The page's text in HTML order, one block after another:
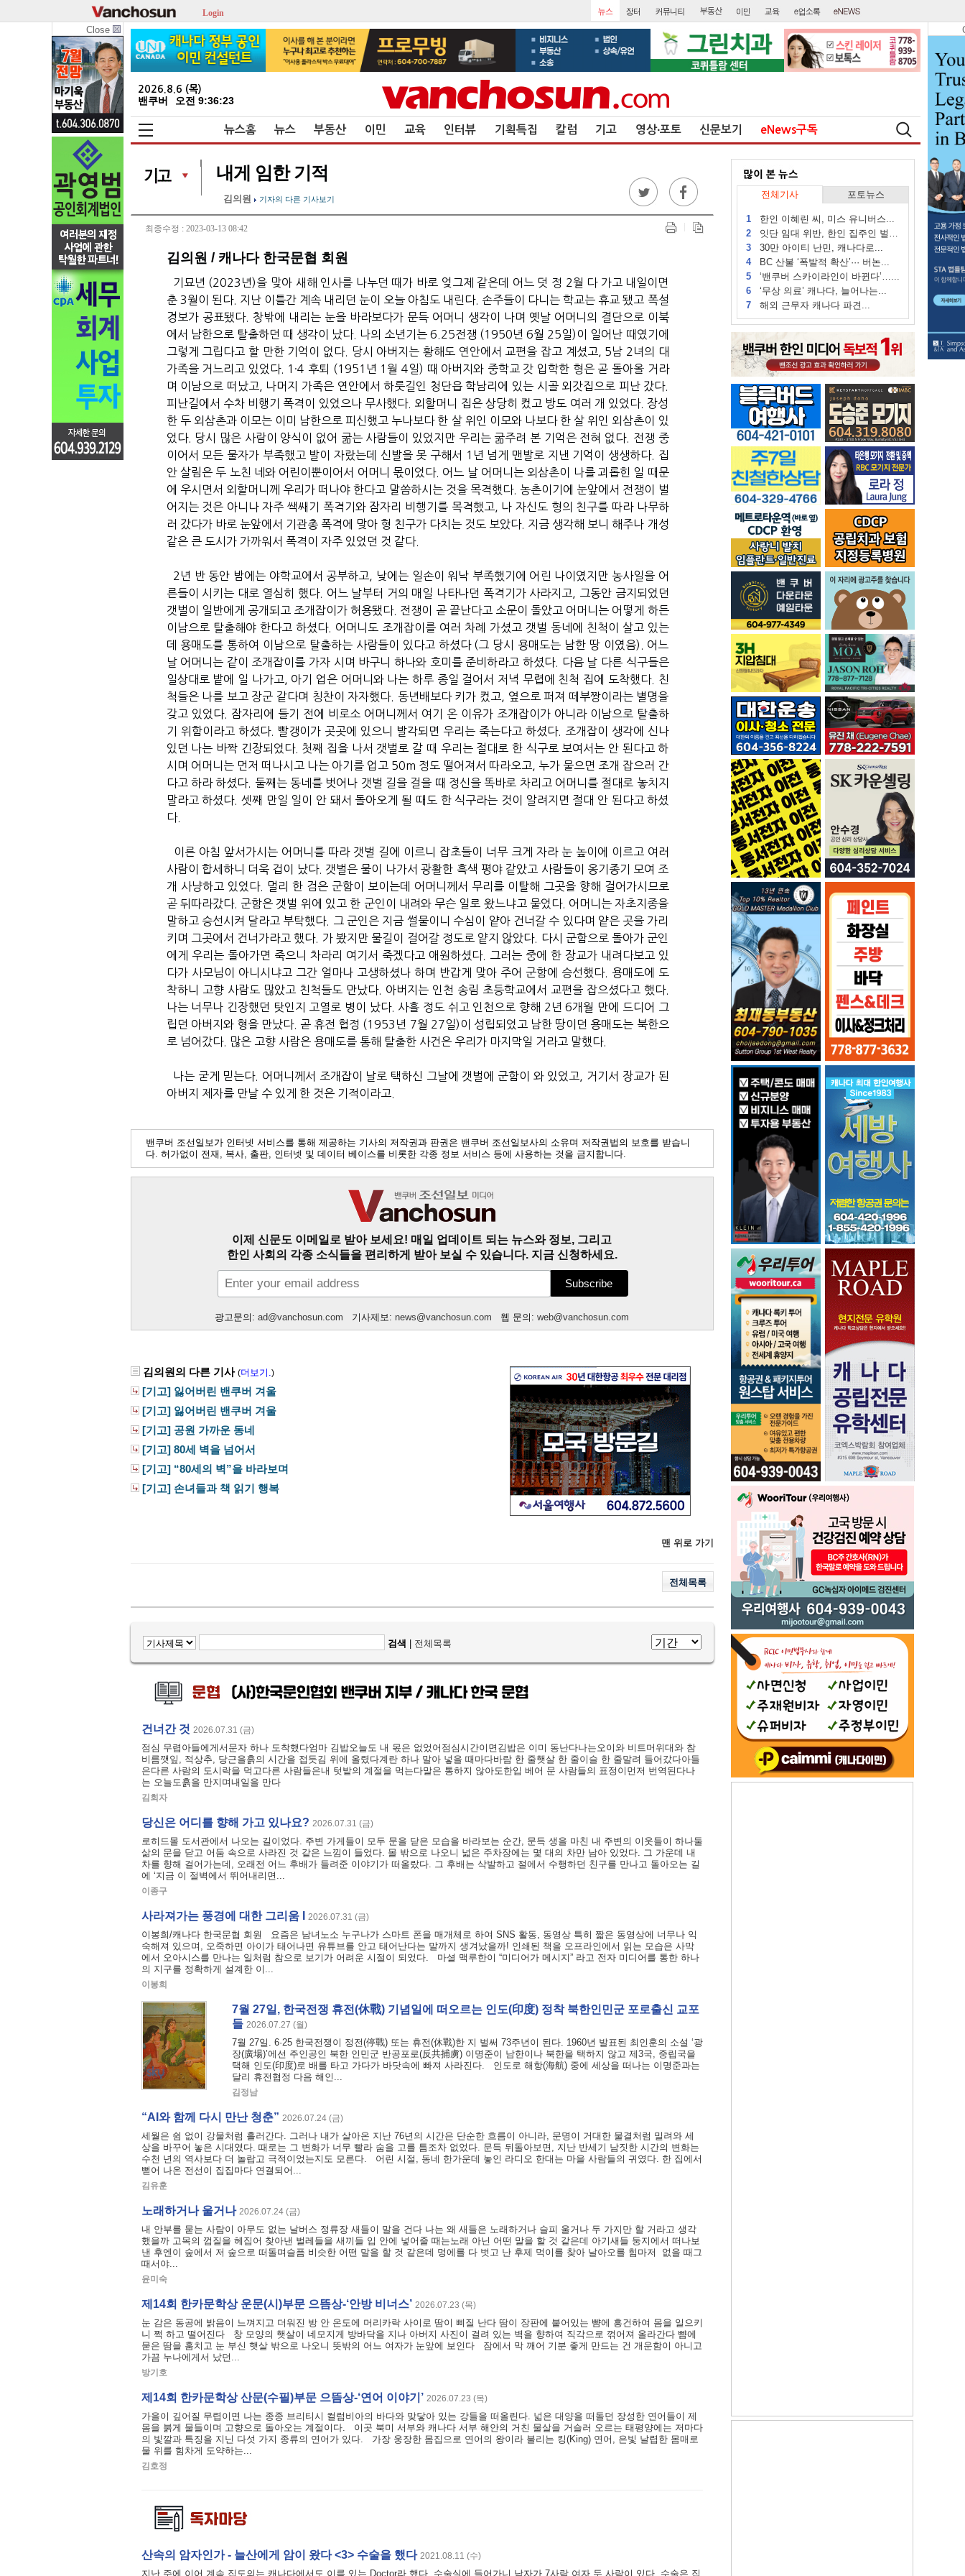
Login
Close
2026.8.6 (목)
밴쿠버 오전 9:36:24
뉴스홈 뉴스 부동산 이민 교육 인터뷰 기획특집 칼럼 기고 영상∙포토 신문보기 eNews구독
내게 임한 기적
김의원 기자의 다른 기사보기
최종수정 : 2023-03-13 08:42
김의원 / 캐나다 한국문협 회원
기묘년 (2023년)을 맞아 새해 인사를 나누던 때가 바로 엊그제 같은데 어느 덧 정 2월 다 가고 내일이면
춘 3월이 된다. 지난 이틀간 계속 내리던 눈이 오늘 아침도 내린다. 손주들이 다니는 학교는 휴교 됐고 폭설
경보가 공표됐다. 창밖에 내리는 눈을 바라보다가 문득 어머니 생각이 나며 옛날 어머니의 결단으로 이북
에서 남한으로 탈출하던 때 생각이 났다. 나의 소년기는 6.25전쟁 (1950년 6월 25일)이 일어난 때였기에
그렇게 그립다고 할 만한 기억이 없다. 당시 아버지는 황해도 연안에서 교편을 잡고 계셨고, 5남 2녀의 대
가족을 거느리고 있었다. 1·4 후퇴 (1951년 1월 4일) 때 아버지와 중학교 갓 입학한 형은 곧 돌아올 거라
며 이남으로 떠났고, 나머지 가족은 연안에서 하룻길인 청단읍 학남리에 있는 시골 외갓집으로 피난 갔다.
피난길에서 수차 비행기 폭격이 있었으나 무사했다. 외할머니 집은 상당히 컸고 방도 여러 개 있었다. 장성
한 두 외삼촌과 이모는 이미 남한으로 피신했고 누나보다 한 살 위인 이모와 나보다 한 살 위인 외삼촌이 있
었다. 당시 많은 사람이 양식이 없어 굶는 사람들이 있었지만 우리는 굶주려 본 기억은 전혀 없다. 전쟁 중
이어서 모든 물자가 부족했고 발이 자랐는데 신발을 못 구해서 1년 넘게 맨발로 지낸 기억이 생생하다. 집
안 살림은 두 노친 네와 어린이뿐이어서 어머니 몫이었다. 어느 날 어머니는 외삼촌이 나를 괴롭힌 일 때문
에 우시면서 외할머니께 우리가 떠나야 한다고 말씀하시는 것을 목격했다. 농촌이기에 눈앞에서 전쟁이 벌
어지는 것은 아니나 자주 쌕쌔기 폭격기와 잠자리 비행기를 목격했고, 나 자신도 형의 친구를 따라 나무하
러 갔다가 바로 눈앞에서 기관총 폭격에 맞아 형 친구가 다치는 것도 보았다. 지금 생각해 보니 해주나 개성
같은 큰 도시가 가까워서 폭격이 자주 있었던 것 같다.
2년 반 동안 밤에는 야학교에서 공부하고, 낮에는 일손이 워낙 부족했기에 어린 나이였지만 농사일을 어
른들이 시키는 대로 열심히 했다. 어느 날부터 거의 매일 나타나던 폭격기가 사라지고, 그동안 금지되었던
갯벌이 일반에게 공개되고 조개잡이가 허용됐다. 전쟁이 곧 끝난다고 소문이 돌았고 어머니는 어떻게 하든
이남으로 탈출해야 한다고 하셨다. 어머니도 조개잡이를 여러 차례 가셨고 갯벌 동네에 친척이 살고 있는
데 용매도를 통하여 이남으로 탈출하는 사람들이 있다고 하셨다 (그 당시 용매도는 남한 땅 이였음). 어느
날 어머니는 같이 조개잡이를 가자 시며 바구니 하나와 호미를 준비하라고 하셨다. 다음 날 다른 식구들은
일상대로 밭에 일 나가고, 아기 업은 어머니와 나는 하루 종일 걸어서 저녁 무렵에 친척 집에 도착했다. 친
척들은 나를 보고 장군 같다며 칭찬이 자자했다. 동년배보다 키가 컸고, 옆으로 퍼져 떼부짱이라는 별명을
갖고 있었다. 잠자리에 들기 전에 비로소 어머니께서 여기 온 이유가 조개잡이가 아니라 이남으로 탈출하
기 위함이라고 하셨다. 빨갱이가 곳곳에 있으니 발각되면 우리는 죽는다고 하셨다. 조개잡이 생각에 신나
있던 나는 바짝 긴장되었다. 첫째 집을 나서 갯벌로 갈 때 우리는 절대로 한 식구로 보여서는 안 된다고 하
시며 어머니는 먼저 떠나시고 나는 아기를 업고 50m 정도 떨어져서 따라오고, 누가 물으면 조개 잡으러 간
다고 하라 하셨다. 둘째는 동네를 벗어나 갯벌 길을 걸을 때 정신을 똑바로 차리고 어머니를 절대로 놓치지
말라고 하셨다. 셋째 만일 일이 안 돼서 돌아오게 될 때도 한 식구라는 것이 알려지면 절대 안 된다고 하셨
다.
이른 아침 앞서가시는 어머니를 따라 갯벌 길에 이르니 잡초들이 너무 크게 자라 눈 높이에 이르고 여러
사람이 합세하니 더욱 겁이 났다. 갯벌은 물이 나가서 광활한 흑색 평야 같았고 사람들이 옹기종기 모여 조
개 사냥하고 있었다. 멀리 한 검은 군함이 보이는데 어머니께서 무리를 이탈해 그곳을 향해 걸어가시므로
곧 뒤따라갔다. 군함은 갯벌 위에 있고 한 군인이 내려와 무슨 일로 왔느냐고 물었다. 어머니는 자초지종을
말하고 승선시켜 달라고 부탁했다. 그 군인은 지금 썰물이니 수심이 얕아 건너갈 수 있다며 얕은 곳을 가리
키며 그곳에서 건너가라고 했다. 가 봤지만 물길이 걸어갈 정도로 얕지 않았다. 다시 군함으로 돌아가 군인
에게 우리는 돌아가면 죽으니 차라리 여기서 죽겠다고 애원하셨다. 그러는 중에 한 장교가 내려다보고 있
다가 사모님이 아니시냐고 그간 얼마나 고생하셨나 하며 반갑게 맞아 주어 군함에 승선했다. 용매도에 도
착하니 고향 사람도 많았고 친척들도 만났다. 아버지는 인천 송림 초등학교에서 교편을 잡으셨다고 했다.
나는 너무나 긴장했던 탓인지 고열로 병이 났다. 사흘 정도 쉬고 인천으로 향해 2년 6개월 만에 드디어 그
립던 아버지와 형을 만났다. 곧 휴전 협정 (1953년 7월 27일)이 성립되었고 남한 땅이던 용매도는 북한으
로 넘어갔다. 많은 고향 사람은 용매도를 통해 탈출한 사건은 우리가 마지막일 거라고 말했다.
나는 굳게 믿는다. 어머니께서 조개잡이 날로 택하신 그날에 갯벌에 군함이 와 있었고, 거기서 장교가 된
아버지 제자를 만날 수 있게 한 것은 기적이라고.
밴쿠버 조선일보가 인터넷 서비스를 통해 제공하는 기사의 저작권과 판권은 밴쿠버 조선일보사의 소유며 저작권법의 보호를 받습니
다. 허가없이 전재, 복사, 출판, 인터넷 및 데이터 베이스를 비롯한 각종 정보 서비스 등에 사용하는 것을 금지합니다.
이제 신문도 이메일로 받아 보세요! 매일 업데이트 되는 뉴스와 정보, 그리고
한인 사회의 각종 소식들을 편리하게 받아 보실 수 있습니다. 지금 신청하세요.
광고문의: ad@vanchosun.com 기사제보: news@vanchosun.com 웹 문의: web@vanchosun.com
김의원의 다른 기사 (더보기.)
[기고] 잃어버린 밴쿠버 겨울
[기고] 잃어버린 밴쿠버 겨울
[기고] 공원 가까운 동네
[기고] 80세 벽을 넘어서
[기고] “80세의 벽”을 바라보며
[기고] 손녀들과 책 읽기 행복
맨 위로 가기
전체목록
검색 전체목록
건너간 것 2026.07.31 (금)
점심 무렵아들에게서문자 하나 도착했다엄마 김밥오늘도 내 몫은 없었어점심시간이면김밥은 이미 동난다나는오이와 비트머위대와 참
비름깻잎, 적상추, 당근을흙의 시간을 접듯김 위에 올렸다계란 하나 말아 넣을 때마다바람 한 줄햇살 한 줄이슬 한 줄말려 들어갔다아들
은다른 사람의 도시락을 먹고다른 사람들은내 텃밭의 계절을 먹는다말은 통하지 않아도한입 베어 문 사람들의 표정이먼저 번역된다나
는 오늘도흙을 만지며내일을 만다
김회자
당신은 어디를 향해 가고 있나요? 2026.07.31 (금)
로히드몰 도서관에서 나오는 길이었다. 주변 가게들이 모두 문을 닫은 모습을 바라보는 순간, 문득 생을 마친 내 주변의 이웃들이 하나둘
삶의 문을 닫고 어둠 속으로 사라진 것 같은 느낌이 들었다. 몰 밖으로 나오니 넓은 주차장에는 몇 대의 차만 남아 있었다. 그 가운데 내
차를 향해 걸어가는데, 오래전 어느 후배가 들려준 이야기가 떠올랐다. 그 후배는 삭발하고 절에서 수행하던 친구를 만나고 돌아오는 길
에 ‘지금 이 절벽에서 뛰어내리면...
이종구
사라져가는 풍경에 대한 그리움 I 2026.07.31 (금)
이봉희/캐나다 한국문협 회원 요즘은 남녀노소 누구나가 스마트 폰을 매개체로 하여 SNS 활동, 동영상 특히 짧은 동영상에 너무나 익
숙해져 있으며, 오죽하면 아이가 태어나면 유튜브를 안고 태어난다는 말까지 생겨났을까! 인쇄된 책을 오프라인에서 읽는 모습은 사막
에서 오아시스를 만나는 일처럼 참으로 보기가 어려운 시절이 되었다. 마셜 맥루한이 “미디어가 메시지” 라고 전자 미디어를 통한 하나
의 지구를 정확하게 설계한 이...
이봉희
7월 27일, 한국전쟁 휴전(休戰) 기념일에 떠오르는 인도(印度) 정착 북한인민군 포로출신 교포
들 2026.07.27 (월)
7월 27일. 6·25 한국전쟁이 정전(停戰) 또는 휴전(休戰)한 지 벌써 73주년이 된다. 1960년 발표된 최인훈의 소설 ‘광
장(廣場)’에선 주인공인 북한 인민군 반공포로(反共捕虜) 이명준이 남한이나 북한을 택하지 않고 제3국, 중립국을
택해 인도(印度)로 배를 타고 가다가 바닷속에 빠져 사라진다. 인도로 해항(海航) 중에 세상을 떠나는 이명준과는
달리 휴전협정 다음 해인...
김정남
“AI와 함께 다시 만난 청춘” 2026.07.24 (금)
세월은 쉼 없이 강물처럼 흘러간다. 그러나 내가 살아온 지난 76년의 시간은 단순한 흐름이 아니라, 문명이 거대한 물결처럼 밀려와 세
상을 바꾸어 놓은 시대였다. 때로는 그 변화가 너무 빨라 숨을 고를 틈조차 없었다. 문득 뒤돌아보면, 지난 반세기 남짓한 시간의 변화는
수천 년의 역사보다 더 놀랍고 극적이었는지도 모른다. 어린 시절, 동네 한가운데 놓인 라디오 한대는 마을 사람들의 귀였다. 한 집에서
뻗어 나온 전선이 집집마다 연결되어...
김유훈
노래하거나 울거나 2026.07.24 (금)
내 안부를 묻는 사람이 아무도 없는 날버스 정류장 새들이 말을 건다 나는 왜 새들은 노래하거나 슬피 울거나 두 가지만 할 거라고 생각
했을까 고목의 껍질을 헤집어 찾아낸 벌레들을 새끼들 입 안에 넣어줄 때는노래 아닌 어떤 말을 할 것 같은데 아기새들 둥지에서 떠나보
낸 후엔이 숲에서 저 숲으로 떠돌며슬픔 비슷한 어떤 말을 할 것 같은데 멍에를 다 벗고 난 후제 먹이를 찾아 날아오를 힘마저 없을 때그
때서야...
윤미숙
제14회 한카문학상 운문(시)부문 으뜸상-‘안방 비너스’ 2026.07.23 (목)
눈 감은 동공에 밝음이 느껴지고 더워진 방 안 온도에 머리카락 사이로 땀이 삐질 난다 땀이 장판에 붙어있는 뺨에 흥건하여 몸을 일으키
니 쩍 하고 떨어진다 창 모양의 햇살이 네모지게 방바닥을 지나 아버지 사진이 걸려 있는 벽을 향하여 직각으로 꺾어져 올라간다 뺨에
묻은 땀을 훔치고 눈 부신 햇살 밖으로 나오니 뜻밖의 어느 여자가 눈앞에 보인다 잠에서 막 깨어 기분 좋게 만드는 건 개운함이 아니고
가끔 누나에게서 났던...
방기호
제14회 한카문학상 산문(수필)부문 으뜸상-‘연어 이야기’ 2026.07.23 (목)
가을이 깊어질 무렵이면 나는 종종 브리티시 컬럼비아의 바다와 맞닿아 있는 강들을 떠올린다. 넓은 대양을 떠돌던 장성한 연어들이 제
몸을 붉게 물들이며 고향으로 돌아오는 계절이다. 이곳 북미 서부와 캐나다 서부 해안의 거친 물살을 거슬러 오르는 태평양에는 저마다
의 빛깔과 특징을 지닌 다섯 가지 종류의 연어가 있다. 가장 웅장한 몸집으로 연어의 왕이라 불리는 킹(King) 연어, 은빛 날렵한 몸매로
물 위를 힘차게 도약하는...
김호정
산속의 암자인가 - 늘산에게 암이 왔다 <3> 수술을 했다 2021.08.11 (수)
지난 주에 이어 계속 집도의는 캐나다에서도 이름 있는 Doctor라 했다. 수술실에 들어가니 남자가 7사람 여자 두 사람이 있다. 수술은 집
전체기사 포토뉴스
1한인 이혜린 씨, 미스 유니버스...
2잇단 임대 위반, 한인 집주인 벌금...
330만 아이티 난민, 캐나다로...
4BC 산불 ‘폭발적 확산’··· 버논...
5‘밴쿠버 스카이라인이 바뀐다’…...
6‘무상 의료’ 캐나다, 늘어나는...
7해외 근무자 캐나다 파견...